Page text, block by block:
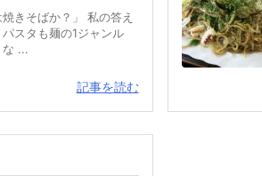
焼きそばか？」 私の答え
スタも麺の1ジャンル
な ...
記事を読む